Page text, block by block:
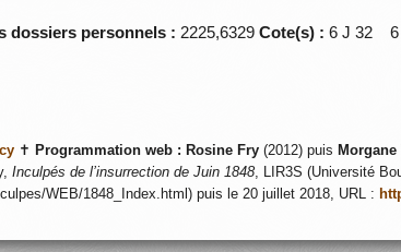
dossiers personnels : 2225,6329Cote(s) : 6 J 32 6
✝ Programmation web : Rosine Fry(2012) puis Morgane
Inculpés de l’insurrection de Juin 1848, LIR3S (Université
WEB/1848_Index.html) puis le 20 juillet 2018, URL :